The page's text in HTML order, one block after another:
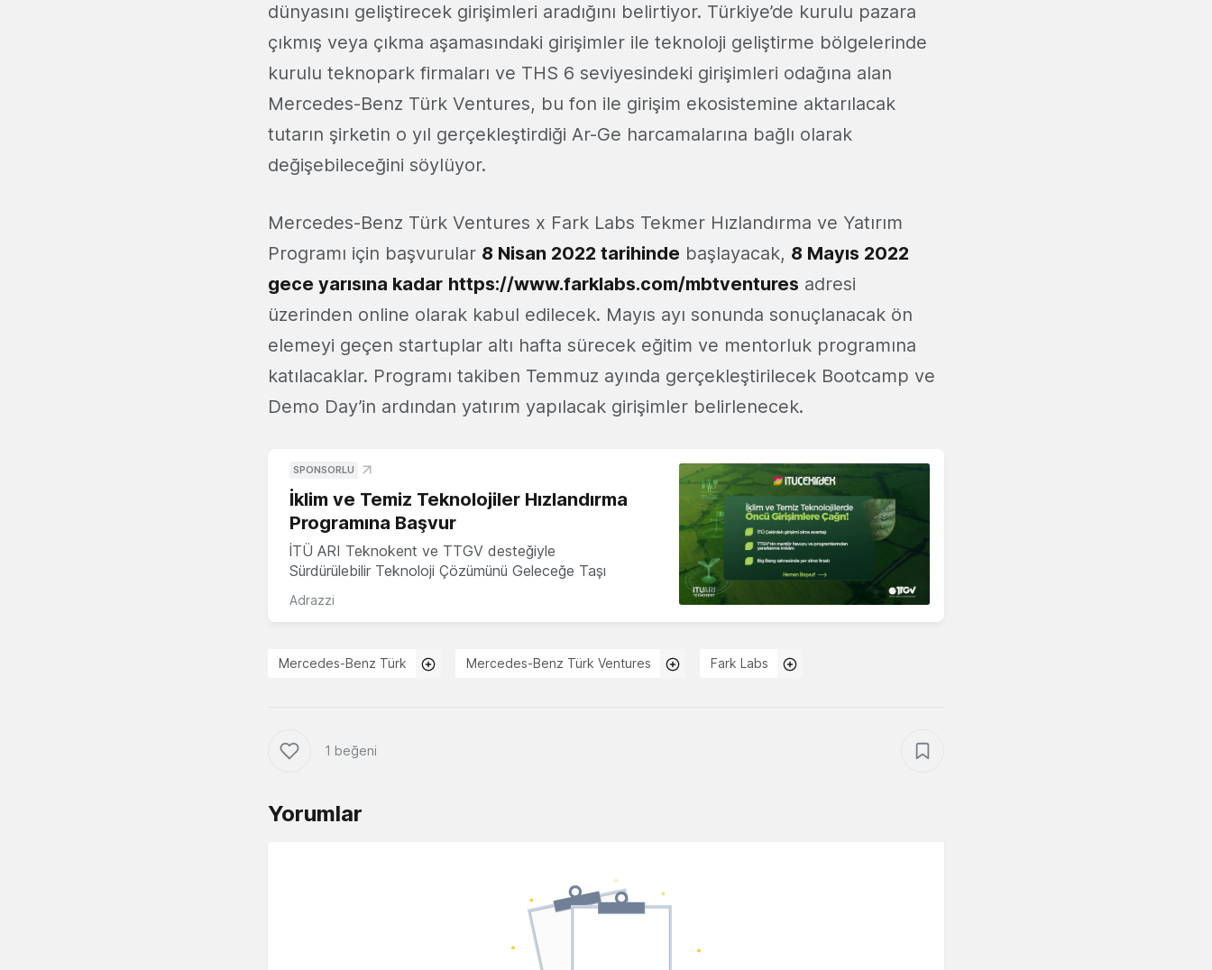
dünyasını geliştirecek girişimleri aradığını belirtiyor. Türkiye’de kurulu pazara
çıkmış veya çıkma aşamasındaki girişimler ile teknoloji geliştirme bölgelerinde
kurulu teknopark firmaları ve THS 6 seviyesindeki girişimleri odağına alan
Mercedes-Benz Türk Ventures, bu fon ile girişim ekosistemine aktarılacak
tutarın şirketin o yıl gerçekleştirdiği Ar-Ge harcamalarına bağlı olarak
değişebileceğini söylüyor.
Mercedes-Benz Türk Ventures x Fark Labs Tekmer Hızlandırma ve Yatırım
Programı için başvurular 8 Nisan 2022 tarihinde başlayacak, 8 Mayıs 2022
gece yarısına kadar https://www.farklabs.com/mbtventures adresi
üzerinden online olarak kabul edilecek. Mayıs ayı sonunda sonuçlanacak ön
elemeyi geçen startuplar altı hafta sürecek eğitim ve mentorluk programına
katılacaklar. Programı takiben Temmuz ayında gerçekleştirilecek Bootcamp ve
Demo Day’in ardından yatırım yapılacak girişimler belirlenecek.
SPONSORLU
İklim ve Temiz Teknolojiler Hızlandırma
Programına Başvur
İTÜ ARI Teknokent ve TTGV desteğiyle
Sürdürülebilir Teknoloji Çözümünü Geleceğe Taşı
Adrazzi
Mercedes-Benz Türk Mercedes-Benz Türk Ventures Fark Labs
1 beğeni
Yorumlar